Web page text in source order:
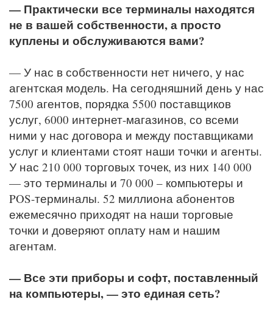
— Практически все терминалы находятся
не в вашей собственности, а просто
куплены и обслуживаются вами?
— У нас в собственности нет ничего, у нас
агентская модель. На сегодняшний день у нас
7500 агентов, порядка 5500 поставщиков
услуг, 6000 интернет-магазинов, со всеми
ними у нас договора и между поставщиками
услуг и клиентами стоят наши точки и агенты.
У нас 210 000 торговых точек, из них 140 000
— это терминалы и 70 000 – компьютеры и
POS-терминалы. 52 миллиона абонентов
ежемесячно приходят на наши торговые
точки и доверяют оплату нам и нашим
агентам.
— Все эти приборы и софт, поставленный
на компьютеры, — это единая сеть?